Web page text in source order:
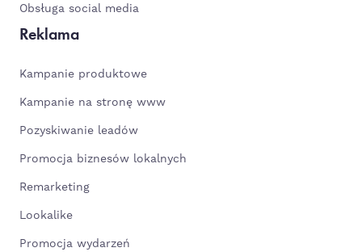
Obsługa social media
Reklama
Kampanie produktowe
Kampanie na stronę www
Pozyskiwanie leadów
Promocja biznesów lokalnych
Remarketing
Lookalike
Promocja wydarzeń